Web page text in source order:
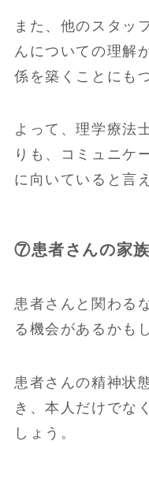
また、他のスタッ
んについての理解
係を築くことにも
よって、理学療法
りも、コミュニケ
に向いていると言
⑦患者さんの家
患者さんと関わる
る機会があるかも
患者さんの精神状
き、本人だけでな
しょう。